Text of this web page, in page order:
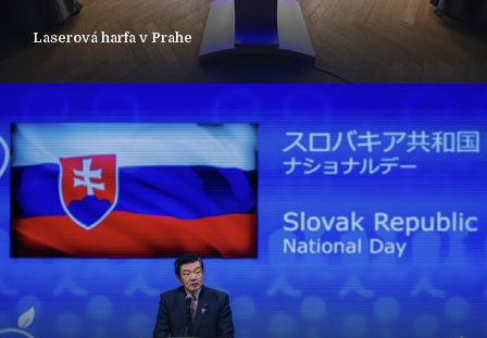
Laserová harfa v Prahe